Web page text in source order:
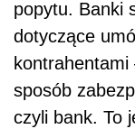
popytu. Banki
dotyczące
sposób
czyli bank. To